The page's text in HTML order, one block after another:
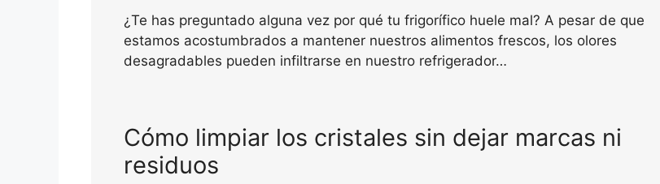
¿Te has preguntado alguna vez por qué tu frigorífico huele mal? A pesar de que
estamos acostumbrados a mantener nuestros alimentos frescos, los olores
desagradables pueden infiltrarse en nuestro refrigerador…
Cómo limpiar los cristales sin dejar marcas ni
residuos